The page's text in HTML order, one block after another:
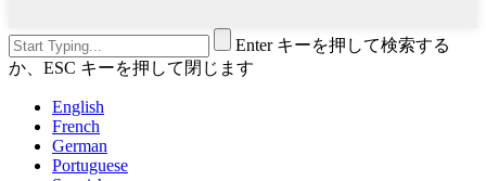
Enter キーを押して検索する
か、ESC キーを押して閉じます
English
French
German
Portuguese